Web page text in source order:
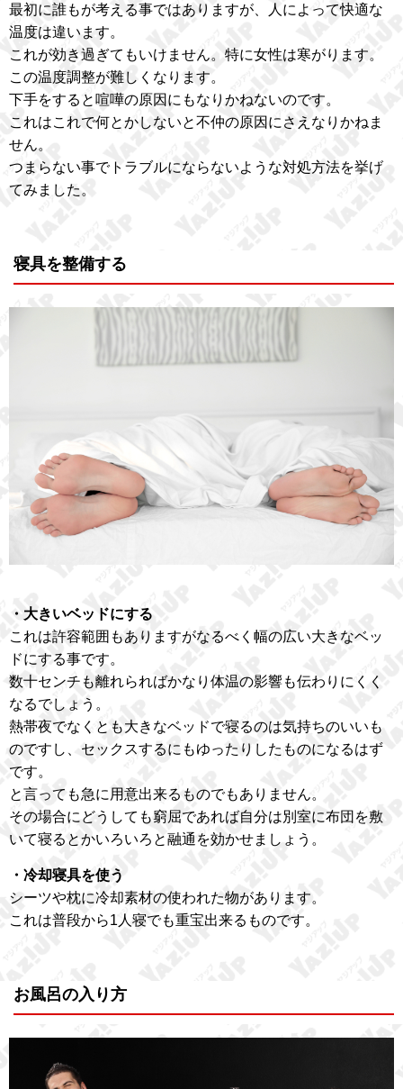
最初に誰もが考える事ではありますが、人によって快適な
温度は違います。
これが効き過ぎてもいけません。特に女性は寒がります。
この温度調整が難しくなります。
下手をすると喧嘩の原因にもなりかねないのです。
これはこれで何とかしないと不仲の原因にさえなりかねま
せん。
つまらない事でトラブルにならないような対処方法を挙げ
てみました。
寝具を整備する
・大きいベッドにする
これは許容範囲もありますがなるべく幅の広い大きなベッ
ドにする事です。
数十センチも離れらればかなり体温の影響も伝わりにくく
なるでしょう。
熱帯夜でなくとも大きなベッドで寝るのは気持ちのいいも
のですし、セックスするにもゆったりしたものになるはず
です。
と言っても急に用意出来るものでもありません。
その場合にどうしても窮屈であれば自分は別室に布団を敷
いて寝るとかいろいろと融通を効かせましょう。
・冷却寝具を使う
シーツや枕に冷却素材の使われた物があります。
これは普段から1人寝でも重宝出来るものです。
お風呂の入り方